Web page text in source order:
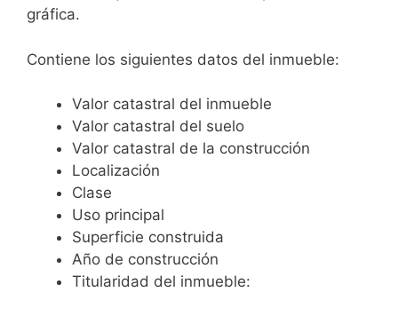
gráfica.
Contiene los siguientes datos del inmueble:
Valor catastral del inmueble
Valor catastral del suelo
Valor catastral de la construcción
Localización
Clase
Uso principal
Superficie construida
Año de construcción
Titularidad del inmueble: